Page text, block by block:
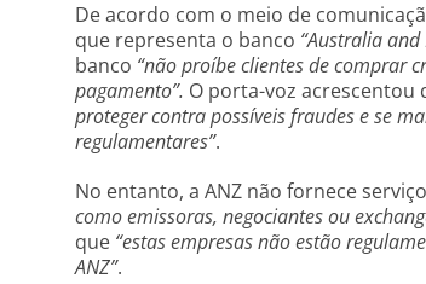
De acordo com o meio de
que representa o banco “Australia
banco “não proíbe clientes de comprar
pagamento”. O porta-voz acrescentou
proteger contra possíveis fraudes e se
regulamentares”.
No entanto, a ANZ não fornece
como emissoras, negociantes ou
que “estas empresas não estão
ANZ”.